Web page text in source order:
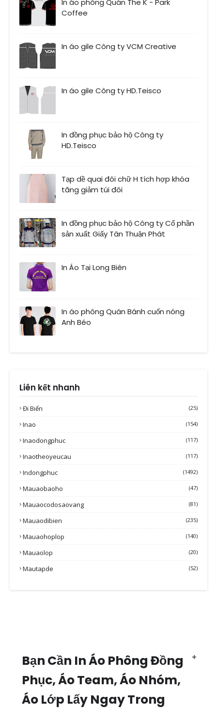
In áo phông Quán The K - Park
Coffee
In áo gile Công ty VCM Creative
In áo gile Công ty HD.Teisco
In đồng phục bảo hộ Công ty
HD.Teisco
Tạp dề quai đôi chữ H tích hợp khóa
tăng giảm túi đôi
In đồng phục bảo hộ Công ty Cổ phần
sản xuất Giấy Tân Thuận Phát
In Áo Tại Long Biên
In áo phông Quán Bánh cuốn nóng
Anh Béo
Liên kết nhanh
Đi Biển (25)
Inao (154)
Inaodongphuc (117)
Inaotheoyeucau (117)
Indongphuc (1492)
Mauaobaoho (47)
Mauaocodosaovang (81)
Mauaodibien (235)
Mauaohoplop (140)
Mauaolop (20)
Mautapde (52)
Bạn Cần In Áo Phông Đồng
Phục, Áo Team, Áo Nhóm,
Áo Lớp Lấy Ngay Trong